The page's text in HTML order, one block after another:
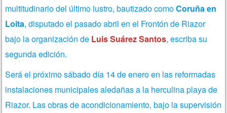
multitudinario del último lustro, bautizado comoCoruña en
Loita, disputado el pasado abril en el Frontón de Riazor
bajo la organización de Luis Suárez Santos, escriba su
segunda edición.
Será el próximo sábado día 14 de enero en las reformadas
instalaciones municipales aledañas a la herculina playa de
Riazor. Las obras de acondicionamiento, bajo la supervisión